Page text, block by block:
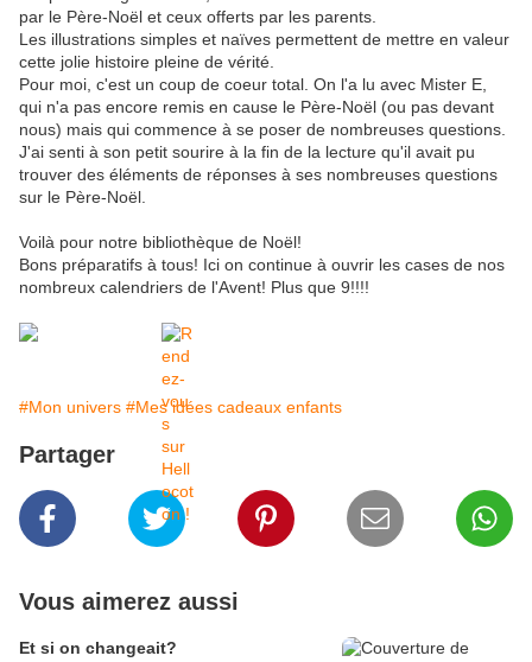
par le Père-Noël et ceux offerts par les parents.
Les illustrations simples et naïves permettent de mettre en valeur
cette jolie histoire pleine de vérité.
Pour moi, c'est un coup de coeur total. On l'a lu avec Mister E,
qui n'a pas encore remis en cause le Père-Noël (ou pas devant
nous) mais qui commence à se poser de nombreuses questions.
J'ai senti à son petit sourire à la fin de la lecture qu'il avait pu
trouver des éléments de réponses à ses nombreuses questions
sur le Père-Noël.
Voilà pour notre bibliothèque de Noël!
Bons préparatifs à tous! Ici on continue à ouvrir les cases de nos
nombreux calendriers de l'Avent! Plus que 9!!!!
#Mon univers #Mes idées cadeaux enfants
Partager
Vous aimerez aussi
Et si on changeait?